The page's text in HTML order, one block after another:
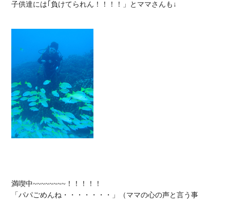
子供達には｢負けてられん！！！！」とママさんも↓
満喫中~~~~~~~~！！！！！
「パパごめんね・・・・・・・」（ママの心の声と言う事